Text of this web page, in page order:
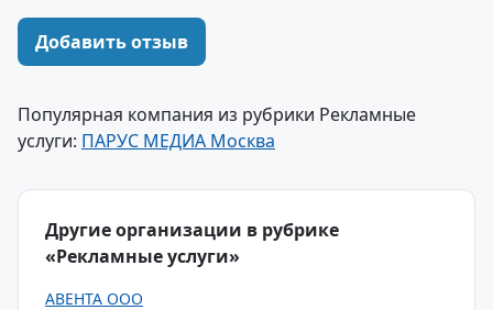
Добавить отзыв
Популярная компания из рубрики Рекламные
услуги: ПАРУС МЕДИА Москва
Другие организации в рубрике
«Рекламные услуги»
АВЕНТА ООО